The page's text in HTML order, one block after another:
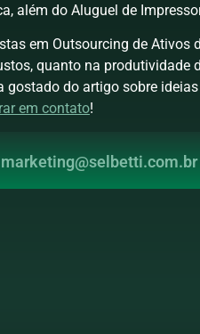
além do Aluguel de
em Outsourcing de Ativos
quanto na produtividade
gostado do artigo sobre
em contato!
marketing@selbetti.com.br